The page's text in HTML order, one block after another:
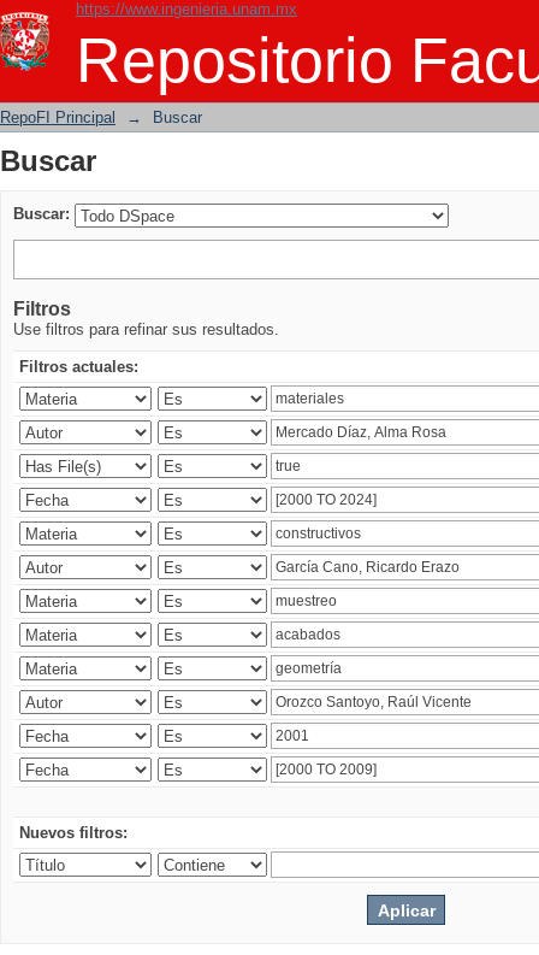
https://www.ingenieria.unam.mx
Repositorio
Buscar
RepoFI Principal → Buscar
Buscar
Buscar:
Filtros
Use filtros para refinar sus resultados.
Filtros actuales:
Nuevos filtros: